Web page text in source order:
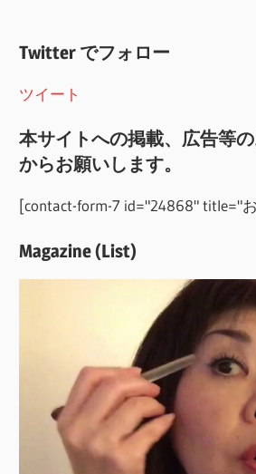
Twitter でフォロー
ツイート
本サイトへの掲載、広告等
からお願いします。
[contact-form-7 id="24868" title="
Magazine (List)